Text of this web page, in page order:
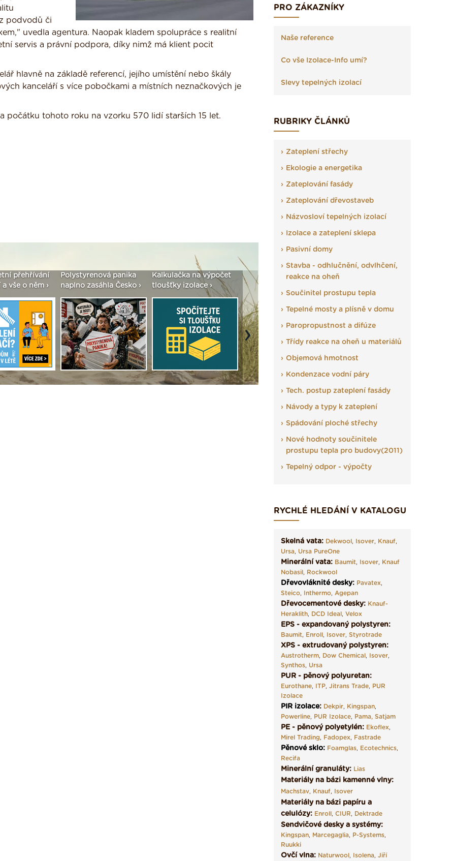
podvodů či
uvedla agentura. Naopak kladem spolupráce s realitní
servis a právní podpora, díky nimž má klient pocit
hlavně na základě referencí, jejího umístění nebo škály
kanceláří s více pobočkami a místních neznačkových je
počátku tohoto roku na vzorku 570 lidí starších 15 let.
panika
zasáhla Česko ›
Kalkulačka na výpočet
tloušťky izolace ›
Seriál: Fasády ETICS a
vše podstatné v kostce ›
Vyberte si izolaci a pak
ji tady klidně poptejte ›
Next
PRO ZÁKAZNÍKY
Naše reference
Co vše Izolace-Info umí?
Slevy tepelných izolací
RUBRIKY ČLÁNKŮ
Zateplení střechy
Ekologie a energetika
Zateplování fasády
Zateplování dřevostaveb
Názvosloví tepelných izolací
Izolace a zateplení sklepa
Pasivní domy
Stavba - odhlučnění, odvlhčení,
reakce na oheň
Součinitel prostupu tepla
Tepelné mosty a plísně v domu
Paropropustnost a difúze
Třídy reakce na oheň u materiálů
Objemová hmotnost
Kondenzace vodní páry
Tech. postup zateplení fasády
Návody a typy k zateplení
Spádování ploché střechy
Nové hodnoty součinitele
prostupu tepla pro budovy(2011)
Tepelný odpor - výpočty
RYCHLÉ HLEDÁNÍ V KATALOGU
Skelná vata: Dekwool, Isover, Knauf,
Ursa, Ursa PureOne
Minerální vata: Baumit, Isover, Knauf
Nobasil, Rockwool
Dřevovláknité desky: Pavatex,
Steico, Inthermo, Agepan
Dřevocementové desky: Knauf-
Heraklith, DCD Ideal, Velox
EPS - expandovaný polystyren:
Baumit, Enroll, Isover, Styrotrade
XPS - extrudovaný polystyren:
Austrotherm, Dow Chemical, Isover,
Synthos, Ursa
PUR - pěnový polyuretan:
Eurothane, ITP, Jitrans Trade, PUR
Izolace
PIR izolace: Dekpir, Kingspan,
Powerline, PUR Izolace, Pama, Satjam
PE - pěnový polyetylén: Ekoflex,
Mirel Trading, Fadopex, Fastrade
Pěnové sklo: Foamglas, Ecotechnics,
Recifa
Minerální granuláty: Lias
Materiály na bázi kamenné vlny:
Machstav, Knauf, Isover
Materiály na bázi papíru a
celulózy: Enroll, CIUR, Dektrade
Sendvičové desky a systémy:
Kingspan, Marcegaglia, P-Systems,
Ruukki
Ovčí vlna: Naturwool, Isolena, Jiří